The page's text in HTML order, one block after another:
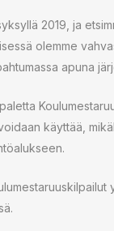
2019, ja
olemme
apuna
käyttää,